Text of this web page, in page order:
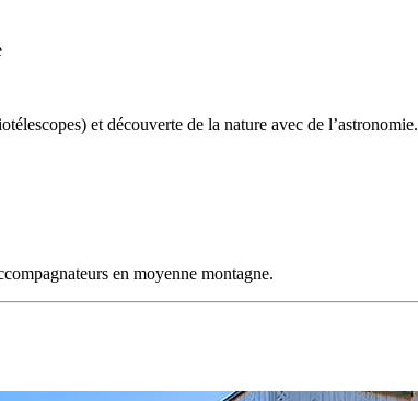
et découverte de la nature avec de l’astronomie.
en moyenne montagne.